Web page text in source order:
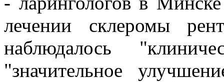
лечении склеромы
наблюдалось
"значительное